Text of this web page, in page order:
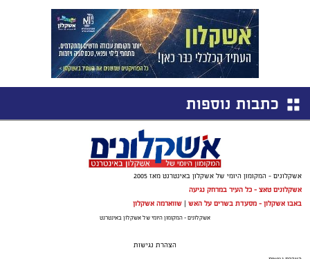
כתבות נוספות
אשקלונים - המקומון היומי של אשקלון באינטרנט מאז 2005
אשקלונים טאצ - כל העיר במרחק נגיעה
באבו אשקלון - מסעדת בשרים על האש | שווארמה אשקלון
אשקלונים - המקומון היומי של אשקלון באינטרנט
הצהרת נגישות